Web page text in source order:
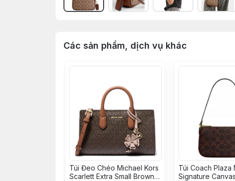
Các sản phẩm, dịch vụ khác
Túi Đeo Chéo Michael Kors
Scarlett Extra Small Brown
Túi Coach Plaza
Signature